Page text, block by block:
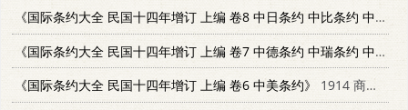
《国际条约大全 民国十四年增订 上编 卷8 中日条约 中比条约 中义条约》
《国际条约大全 民国十四年增订 上编 卷7 中德条约 中瑞条约 中丹条约》
《国际条约大全 民国十四年增订 上编 卷6 中美条约》
1914 商务印书馆